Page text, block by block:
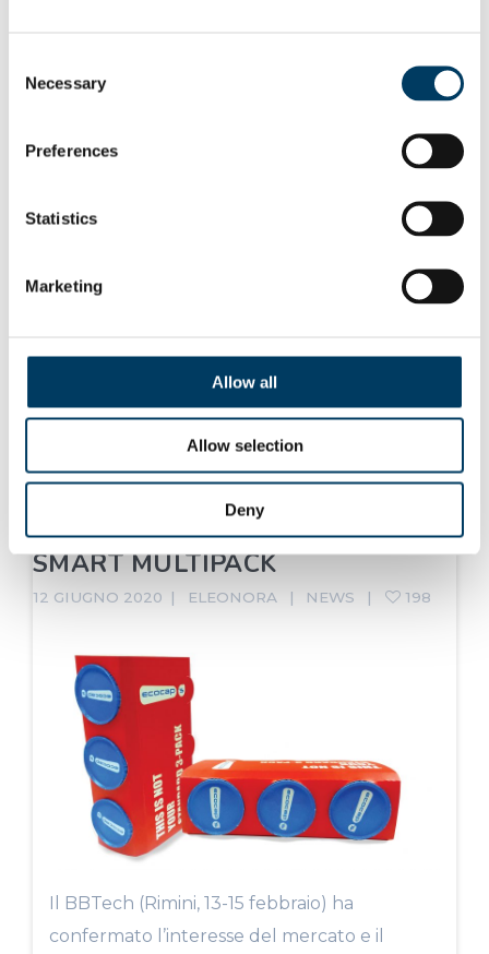
Selection
Necessary
Preferences
Statistics
Marketing
Allow all
Allow selection
Deny
Successo a Rimini per il nuovo
SMART MULTIPACK
12 GIUGNO 2020 ELEONORA NEWS 198
Il BBTech (Rimini, 13-15 febbraio) ha
confermato l’interesse del mercato e il